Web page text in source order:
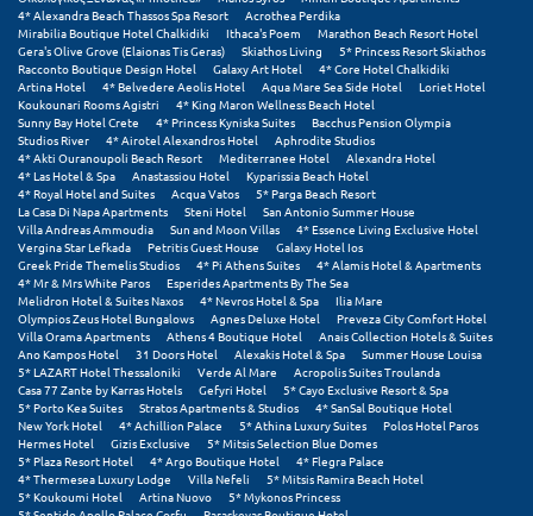
4* Alexandra Beach Thassos Spa Resort
Acrothea Perdika
Mirabilia Boutique Hotel Chalkidiki
Ithaca's Poem
Marathon Beach Resort Hotel
Gera's Olive Grove (Elaionas Tis Geras)
Skiathos Living
5* Princess Resort Skiathos
Racconto Boutique Design Hotel
Galaxy Art Hotel
4* Core Hotel Chalkidiki
Artina Hotel
4* Belvedere Aeolis Hotel Aqua Mare Sea Side Hotel
Loriet Hotel
Koukounari Rooms Agistri
4* King Maron Wellness Beach Hotel
Sunny Bay Hotel Crete
4* Princess Kyniska Suites
Bacchus Pension Olympia
Studios River
4* Airotel Alexandros Hotel
Aphrodite Studios
4* Akti Ouranoupoli Beach Resort
Mediterranee Hotel
Alexandra Hotel
4* Las Hotel & Spa
Anastassiou Hotel
Kyparissia Beach Hotel
4* Royal Hotel and Suites
Acqua Vatos
5* Parga Beach Resort
La Casa Di Napa Apartments
Steni Hotel
San Antonio Summer House
Villa Andreas Ammoudia
Sun and Moon Villas
4* Essence Living Exclusive Hotel
Vergina Star Lefkada
Petritis Guest House
Galaxy Hotel Ios
Greek Pride Themelis Studios
4* Pi Athens Suites
4* Alamis Hotel & Apartments
4* Mr & Mrs White Paros
Esperides Apartments By The Sea
Melidron Hotel & Suites Naxos
4* Nevros Hotel & Spa
Ilia Mare
Olympios Zeus Hotel Bungalows
Agnes Deluxe Hotel
Preveza City Comfort Hotel
Villa Orama Apartments
Athens 4 Boutique Hotel
Anais Collection Hotels & Suites
Ano Kampos Hotel
31 Doors Hotel Alexakis Hotel & Spa
Summer House Louisa
5* LAZART Hotel Thessaloniki
Verde Al Mare
Acropolis Suites Troulanda
Casa 77 Zante by Karras Hotels
Gefyri Hotel
5* Cayo Exclusive Resort & Spa
5* Porto Kea Suites
Stratos Apartments & Studios
4* SanSal Boutique Hotel
New York Hotel
4* Achillion Palace 5* Athina Luxury Suites
Polos Hotel Paros
Hermes Hotel
Gizis Exclusive
5* Mitsis Selection Blue Domes
5* Plaza Resort Hotel
4* Argo Boutique Hotel
4* Flegra Palace
4* Thermesea Luxury Lodge
Villa Nefeli
5* Mitsis Ramira Beach Hotel
5* Koukoumi Hotel
Artina Nuovo
5* Mykonos Princess